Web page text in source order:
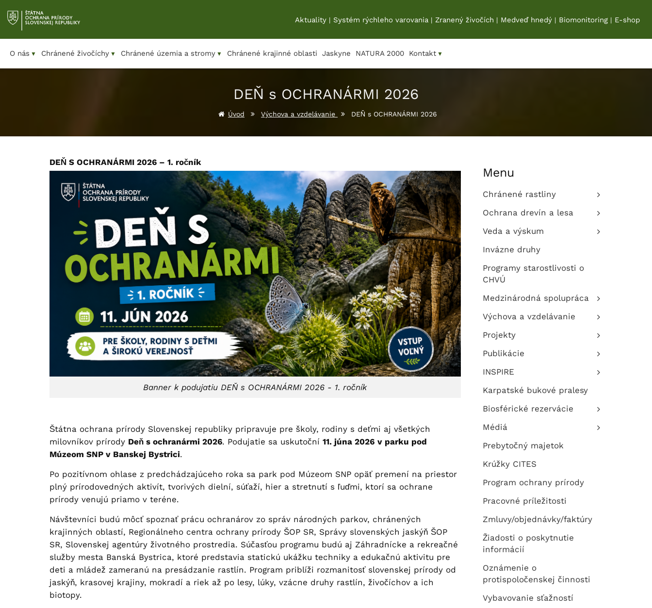
na
obsah
Aktuality | Systém rýchleho varovania | Zranený živočích | Medveď hnedý | Biomonitoring | E-shop
O nás ▼ Chránené živočíchy ▼ Chránené územia a stromy ▼ Chránené krajinné oblasti Jaskyne NATURA 2000 Kontakt ▼
DEŇ s OCHRANÁRMI 2026
Úvod Výchova a vzdelávanie DEŇ s OCHRANÁRMI 2026
DEŇ S OCHRANÁRMI 2026 – 1. ročník
Banner k podujatiu DEŇ s OCHRANÁRMI 2026 - 1. ročník
Štátna ochrana prírody Slovenskej republiky pripravuje pre školy, rodiny s deťmi aj všetkých
milovníkov prírody Deň s ochranármi 2026. Podujatie sa uskutoční 11. júna 2026 v parku pod
Múzeom SNP v Banskej Bystrici.
Po pozitívnom ohlase z predchádzajúceho roka sa park pod Múzeom SNP opäť premení na priestor
plný prírodovedných aktivít, tvorivých dielní, súťaží, hier a stretnutí s ľuďmi, ktorí sa ochrane
prírody venujú priamo v teréne.
Návštevníci budú môcť spoznať prácu ochranárov zo správ národných parkov, chránených
krajinných oblastí, Regionálneho centra ochrany prírody ŠOP SR, Správy slovenských jaskýň ŠOP
SR, Slovenskej agentúry životného prostredia. Súčasťou programu budú aj Záhradnícke a rekreačné
služby mesta Banská Bystrica, ktoré predstavia statickú ukážku techniky a edukačnú aktivitu pre
deti a mládež zameranú na presádzanie rastlín. Program priblíži rozmanitosť slovenskej prírody od
jaskýň, krasovej krajiny, mokradí a riek až po lesy, lúky, vzácne druhy rastlín, živočíchov a ich
biotopy.
Menu
Chránené rastliny
Ochrana drevín a lesa
Veda a výskum
Invázne druhy
Programy starostlivosti o
CHVÚ
Medzinárodná spolupráca
Výchova a vzdelávanie
Projekty
Publikácie
INSPIRE
Karpatské bukové pralesy
Biosférické rezervácie
Médiá
Prebytočný majetok
Krúžky CITES
Program ochrany prírody
Pracovné príležitosti
Zmluvy/objednávky/faktúry
Žiadosti o poskytnutie
informácií
Oznámenie o
protispoločenskej činnosti
Vybavovanie sťažností